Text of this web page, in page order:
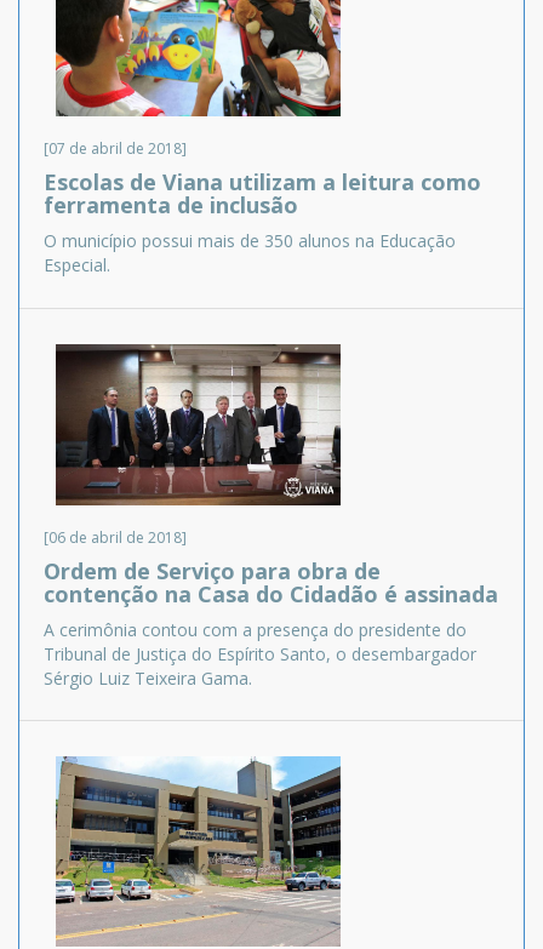
[07 de abril de 2018]
Escolas de Viana utilizam a leitura como
ferramenta de inclusão
O município possui mais de 350 alunos na Educação
Especial.
[06 de abril de 2018]
Ordem de Serviço para obra de
contenção na Casa do Cidadão é assinada
A cerimônia contou com a presença do presidente do
Tribunal de Justiça do Espírito Santo, o desembargador
Sérgio Luiz Teixeira Gama.